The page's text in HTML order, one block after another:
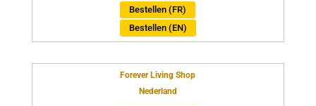
Bestellen (FR)
Bestellen (EN)
Forever Living Shop
Nederland